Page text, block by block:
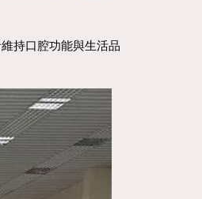
持口腔功能與生活品